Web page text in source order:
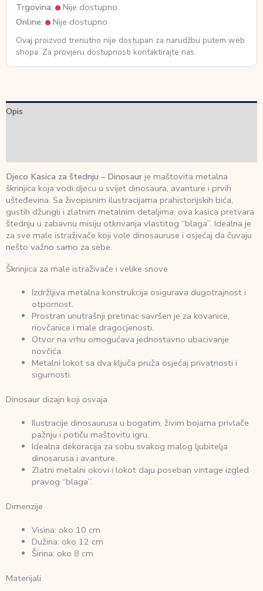
Trgovina:
Nije dostupno
Online:
Nije dostupno
Ovaj proizvod trenutno nije dostupan za narudžbu putem web
shopa. Za provjeru dostupnosti kontaktirajte nas.
Opis
Djeco Kasica za štednju – Dinosaur je maštovita metalna
škrinjica koja vodi djecu u svijet dinosaura, avanture i prvih
ušteđevina. Sa živopisnim ilustracijama prahistorijskih bića,
gustih džungli i zlatnim metalnim detaljima, ova kasica pretvara
štednju u zabavnu misiju otkrivanja vlastitog “blaga”. Idealna je
za sve male istraživače koji vole dinosauruse i osjećaj da čuvaju
nešto važno samo za sebe.
Škrinjica za male istraživače i velike snove
Izdržljiva metalna konstrukcija osigurava dugotrajnost i
otpornost.
Prostran unutrašnji pretinac savršen je za kovanice,
novčanice i male dragocjenosti.
Otvor na vrhu omogućava jednostavno ubacivanje
novčića.
Metalni lokot sa dva ključa pruža osjećaj privatnosti i
sigurnosti.
Dinosaur dizajn koji osvaja
Ilustracije dinosaurusa u bogatim, živim bojama privlače
pažnju i potiču maštovitu igru.
Idealna dekoracija za sobu svakog malog ljubitelja
dinosarusa i avanture.
Zlatni metalni okovi i lokot daju poseban vintage izgled
pravog “blaga”.
Dimenzije
Visina: oko 10 cm
Dužina: oko 12 cm
Širina: oko 8 cm
Materijali